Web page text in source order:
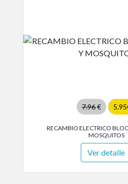
7.96€
RECAMBIO ELECTRICO
MOSQUITOS
Ver detalle